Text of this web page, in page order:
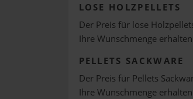
LOSE HOLZPELLETS
Der Preis für lose
Ihre Wunschmenge
PELLETS SACKWARE
Der Preis für Pellets
Ihre Wunschmenge